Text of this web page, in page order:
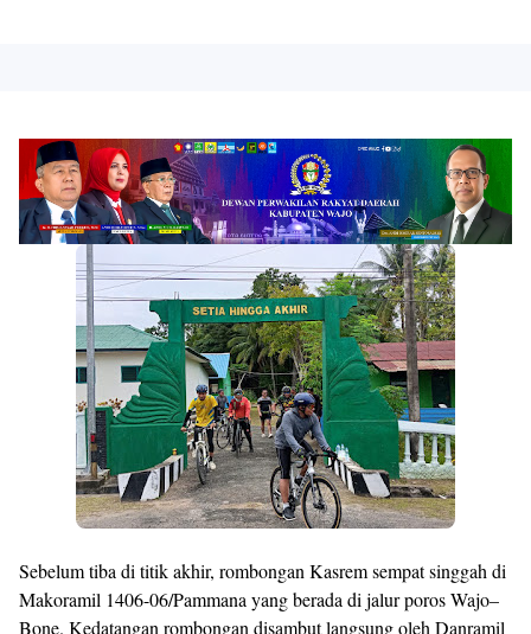
Sebelum tiba di titik akhir, rombongan Kasrem sempat singgah di
Makoramil 1406-06/Pammana yang berada di jalur poros Wajo–
Bone. Kedatangan rombongan disambut langsung oleh Danramil